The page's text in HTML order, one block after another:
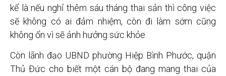
kể là nếu nghỉ thêm sáu tháng thai sản thì công việc
sẽ không có ai đảm nhiệm, còn đi làm sớm cũng
không ổn vì sẽ ảnh hưởng sức khỏe.
Còn lãnh đạo UBND phường Hiệp Bình Phước, quận
Thủ Đức cho biết một cán bộ đang mang thai của